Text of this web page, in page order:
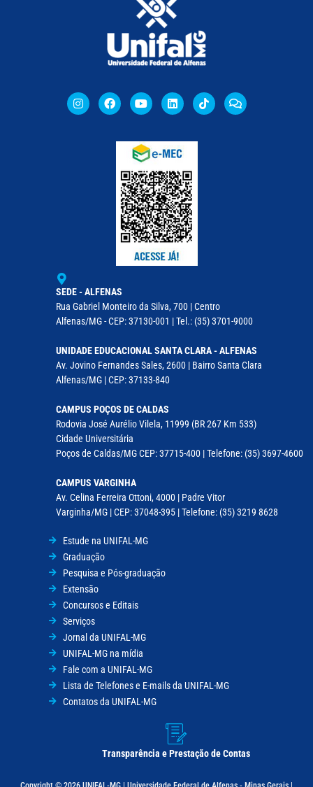
SEDE - ALFENAS
Rua Gabriel Monteiro da Silva, 700 | Centro
Alfenas/MG - CEP: 37130-001 | Tel.: (35) 3701-9000
UNIDADE EDUCACIONAL SANTA CLARA - ALFENAS
Av. Jovino Fernandes Sales, 2600 | Bairro Santa Clara
Alfenas/MG | CEP: 37133-840
CAMPUS POÇOS DE CALDAS
Rodovia José Aurélio Vilela, 11999 (BR 267 Km 533)
Cidade Universitária
Poços de Caldas/MG CEP: 37715-400 | Telefone: (35) 3697-4600
CAMPUS VARGINHA
Av. Celina Ferreira Ottoni, 4000 | Padre Vitor
Varginha/MG | CEP: 37048-395 | Telefone: (35) 3219 8628
Estude na UNIFAL-MG
Graduação
Pesquisa e Pós-graduação
Extensão
Concursos e Editais
Serviços
Jornal da UNIFAL-MG
UNIFAL-MG na mídia
Fale com a UNIFAL-MG
Lista de Telefones e E-mails da UNIFAL-MG
Contatos da UNIFAL-MG
Transparência e Prestação de Contas